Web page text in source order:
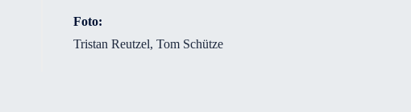
Foto:
Tristan Reutzel, Tom Schütze